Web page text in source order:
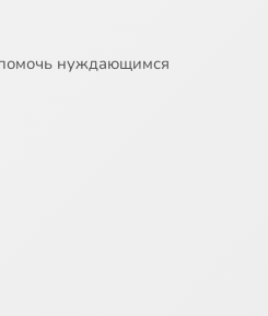
нуждающимся